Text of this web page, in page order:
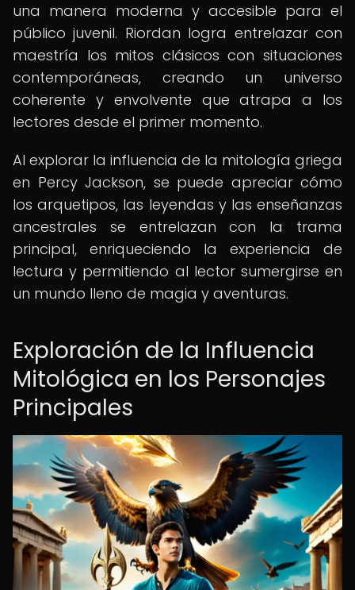
una manera moderna y accesible para el
público juvenil. Riordan logra entrelazar con
maestría los mitos clásicos con situaciones
contemporáneas, creando un universo
coherente y envolvente que atrapa a los
lectores desde el primer momento.
Al explorar la influencia de la mitología griega
en Percy Jackson, se puede apreciar cómo
los arquetipos, las leyendas y las enseñanzas
ancestrales se entrelazan con la trama
principal, enriqueciendo la experiencia de
lectura y permitiendo al lector sumergirse en
un mundo lleno de magia y aventuras.
Exploración de la Influencia
Mitológica en los Personajes
Principales